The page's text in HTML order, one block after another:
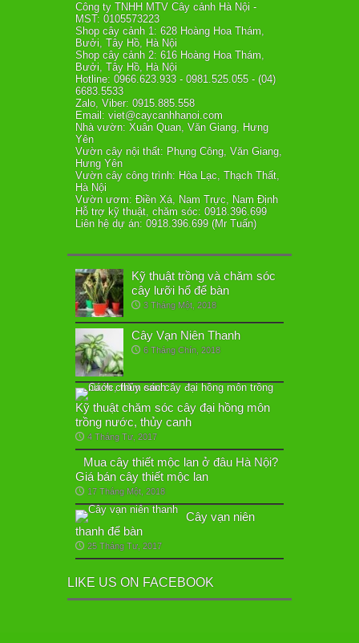
Công ty TNHH MTV Cây cảnh Hà Nội -
MST: 0105573223
Shop cây cảnh 1: 628 Hoàng Hoa Thám,
Bưởi, Tây Hồ, Hà Nội
Shop cây cảnh 2: 616 Hoàng Hoa Thám,
Bưởi, Tây Hồ, Hà Nội
Hotline: 0966.623.933 - 0981.525.055 - (04)
6683.5533
Zalo, Viber: 0915.885.558
Email: viet@caycanhhanoi.com
Nhà vườn: Xuân Quan, Văn Giang, Hưng
Yên
Vườn cây nội thất: Phụng Công, Văn Giang,
Hưng Yên
Vườn cây công trình: Hòa Lạc, Thạch Thất,
Hà Nội
Vườn ươm: Điền Xá, Nam Trực, Nam Định
Hỗ trợ kỹ thuật, chăm sóc: 0918.396.699
Liên hệ dự án: 0918.396.699 (Mr Tuấn)
Kỹ thuật trồng và chăm sóc
cây lưỡi hổ để bàn
3 Tháng Một, 2018
Cây Vạn Niên Thanh
6 Tháng Chín, 2018
Kỹ thuật chăm sóc cây đại hồng môn
trồng nước, thủy canh
4 Tháng Tư, 2017
Mua cây thiết mộc lan ở đâu Hà Nội?
Giá bán cây thiết mộc lan
17 Tháng Một, 2018
Cây vạn niên
thanh để bàn
25 Tháng Tư, 2017
LIKE US ON FACEBOOK